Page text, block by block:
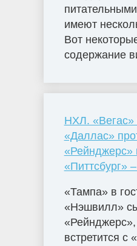
имеют
Вот
содержание
НХЛ. «Вегас»
«Даллас»
«Рейнджерс»
«Питтсбург»
«Тампа» в
«Нэшвилл»
«Рейнджерс»,
встретится